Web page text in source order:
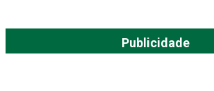
Publicidade